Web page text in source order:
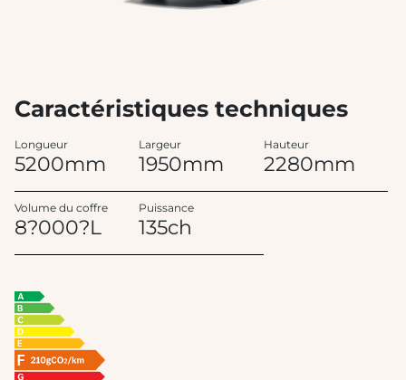
Caractéristiques techniques
Longueur
5200mm
Largeur
1950mm
Hauteur
2280mm
Volume du coffre
8?000?L
Puissance
135ch